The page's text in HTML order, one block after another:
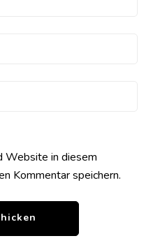
Website in diesem
Kommentar speichern.